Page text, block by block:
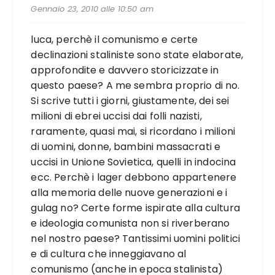
Gennaio 23, 2010 alle 10:50 am
luca, perchè il comunismo e certe
declinazioni staliniste sono state elaborate,
approfondite e davvero storicizzate in
questo paese? A me sembra proprio di no.
Si scrive tutti i giorni, giustamente, dei sei
milioni di ebrei uccisi dai folli nazisti,
raramente, quasi mai, si ricordano i milioni
di uomini, donne, bambini massacrati e
uccisi in Unione Sovietica, quelli in indocina
ecc. Perchè i lager debbono appartenere
alla memoria delle nuove generazioni e i
gulag no? Certe forme ispirate alla cultura
e ideologia comunista non si riverberano
nel nostro paese? Tantissimi uomini politici
e di cultura che inneggiavano al
comunismo (anche in epoca stalinista)